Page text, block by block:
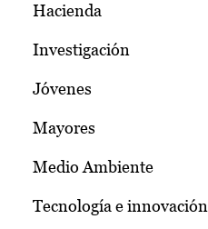
Hacienda
Investigación
Jóvenes
Mayores
Medio Ambiente
Tecnología e innovación